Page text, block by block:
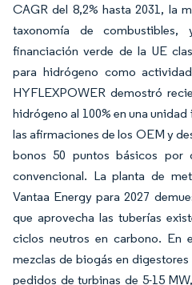
CAGR del 8,2% hasta 2031, la
taxonomía de
financiación verde de la UE
para hidrógeno como
HYFLEXPOWER demostró
hidrógeno al 100% en una
las afirmaciones de los OEM y
bonos 50 puntos básicos
convencional. La planta de
Vantaa Energy para 2027
que aprovecha las tuberías
ciclos neutros en carbono. En
mezclas de biogás en
pedidos de turbinas de 5-15